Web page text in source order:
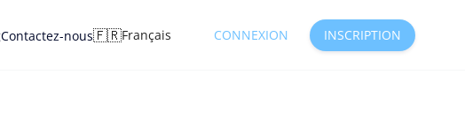
Contactez-nous🇫🇷Français CONNEXION INSCRIPTION